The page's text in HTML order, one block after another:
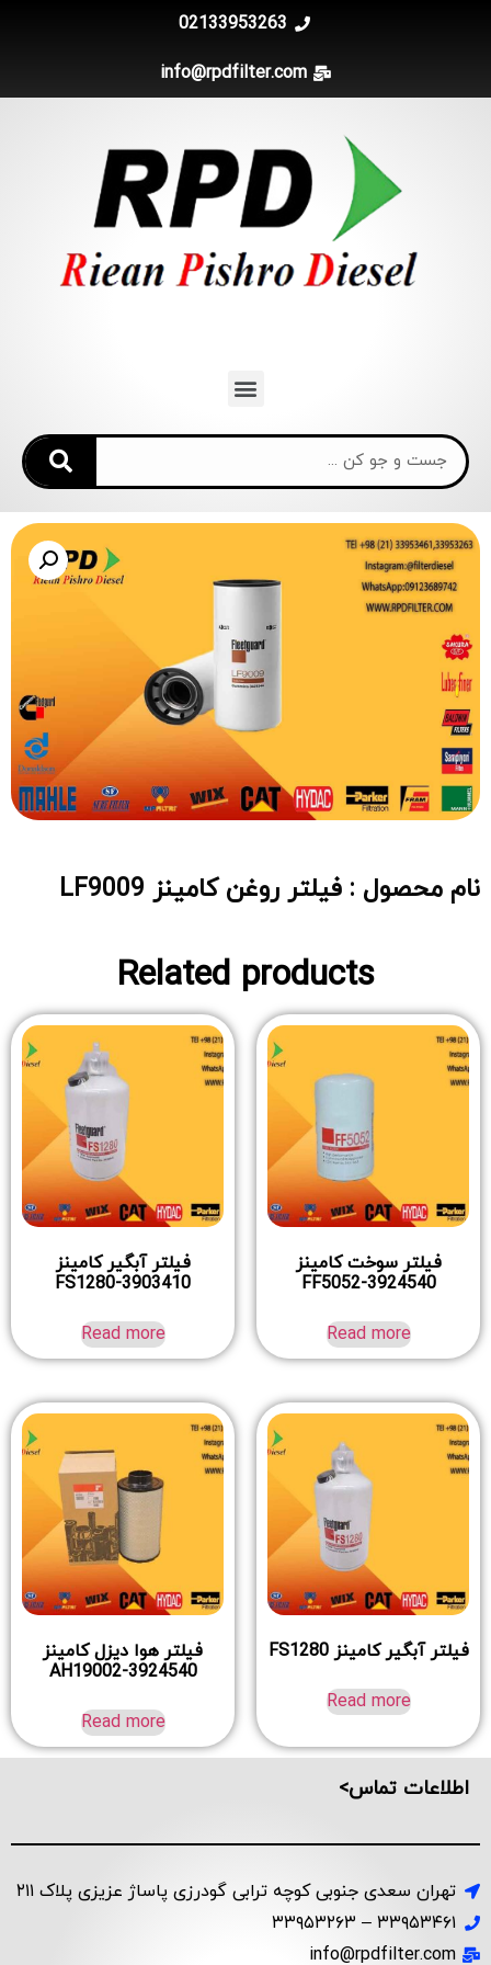
02133953263
info@rpdfilter.com
نام محصول : فیلتر روغن کامینز LF9009
Related products
فیلتر سوخت کامینز
FF5052-3924540
Read more
فیلتر آبگیر کامینز
FS1280-3903410
Read more
فیلتر آبگیر کامینز FS1280
Read more
فیلتر هوا دیزل کامینز
AH19002-3924540
Read more
اطلاعات تماس>
تهران سعدی جنوبی کوچه ترابی گودرزی پاساژ عزیزی پلاک ۲۱۱
۳۳۹۵۳۴۶۱ – ۳۳۹۵۳۲۶۳
info@rpdfilter.com